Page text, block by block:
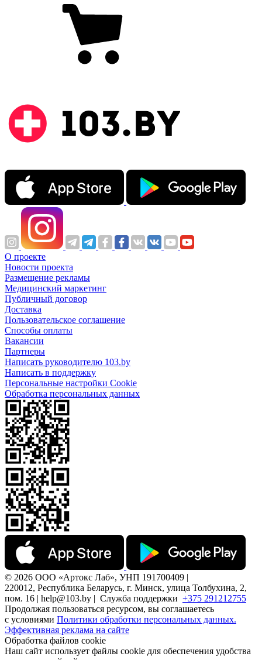
О проекте
Новости проекта
Размещение рекламы
Медицинский маркетинг
Публичный договор
Доставка
Пользовательское соглашение
Способы оплаты
Вакансии
Партнеры
Написать руководителю 103.by
Написать в поддержку
Персональные настройки Cookie
Обработка персональных данных
© 2026 ООО «Артокс Лаб», УНП 191700409 |
220012, Республика Беларусь, г. Минск, улица Толбухина, 2,
пом. 16 | help@103.by | Служба поддержки +375 291212755
Продолжая пользоваться ресурсом, вы соглашаетесь
с условиями Политики обработки персональных данных.
Эффективная реклама на сайте
Обработка файлов cookie
Наш сайт использует файлы cookie для обеспечения удобства